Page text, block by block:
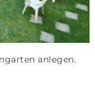
anlegen.